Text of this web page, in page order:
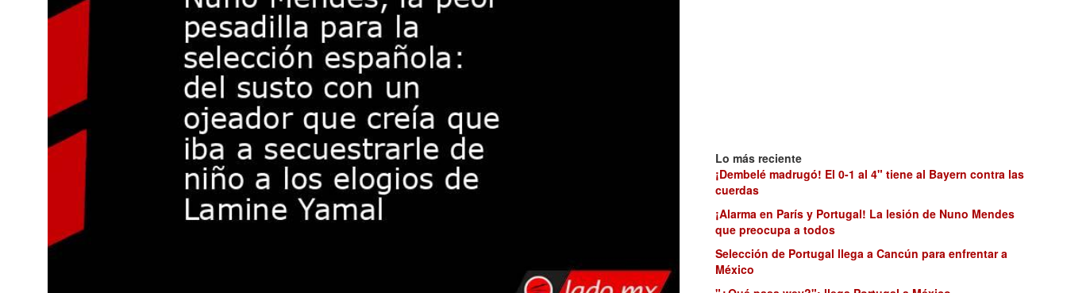
Lo más reciente
¡Dembelé madrugó! El 0-1 al 4" tiene al Bayern contra las
cuerdas
¡Alarma en París y Portugal! La lesión de Nuno Mendes
que preocupa a todos
Selección de Portugal llega a Cancún para enfrentar a
México